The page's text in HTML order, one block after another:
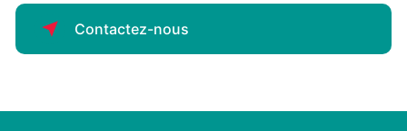
Contactez-nous